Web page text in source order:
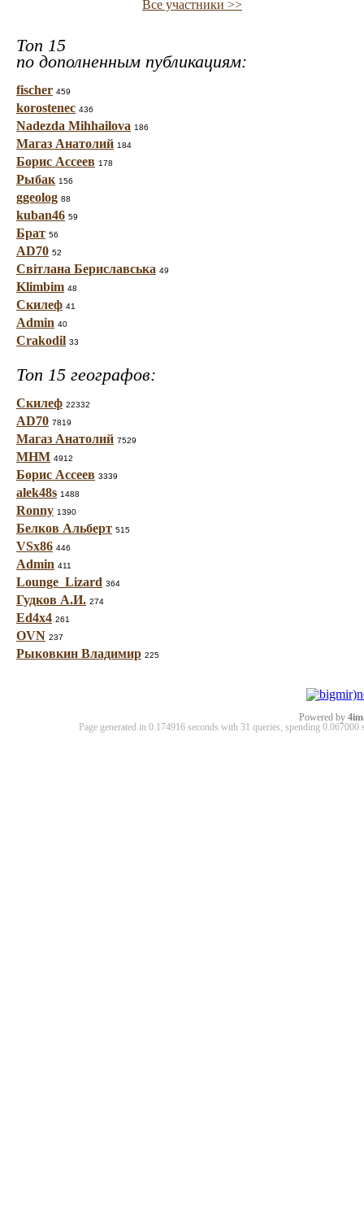
Все участники >>
Топ 15
по дополненным публикациям:
fischer 459
korostenec 436
Nadezda Mihhailova 186
Магаз Анатолий 184
Борис Ассеев 178
Рыбак 156
ggeolog 88
kuban46 59
Брат 56
AD70 52
Світлана Бериславська 49
Klimbim 48
Скилеф 41
Admin 40
Crakodil 33
Топ 15 географов:
Скилеф 22332
AD70 7819
Магаз Анатолий 7529
МНМ 4912
Борис Ассеев 3339
alek48s 1488
Ronny 1390
Белков Альберт 515
VSx86 446
Admin 411
Lounge_Lizard 364
Гудков А.И. 274
Ed4x4 261
OVN 237
Рыковкин Владимир 225
Powered by
Page generated in 0.174916 seconds with 31 queries, spending